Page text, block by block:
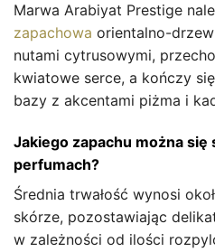
Marwa Arabiyat Prestige
zapachowa orientalno-
nutami cytrusowymi,
kwiatowe serce, a kończy
bazy z akcentami piżma i
Jakiego zapachu można
perfumach?
Średnia trwałość wynosi
skórze, pozostawiając
w zależności od ilości